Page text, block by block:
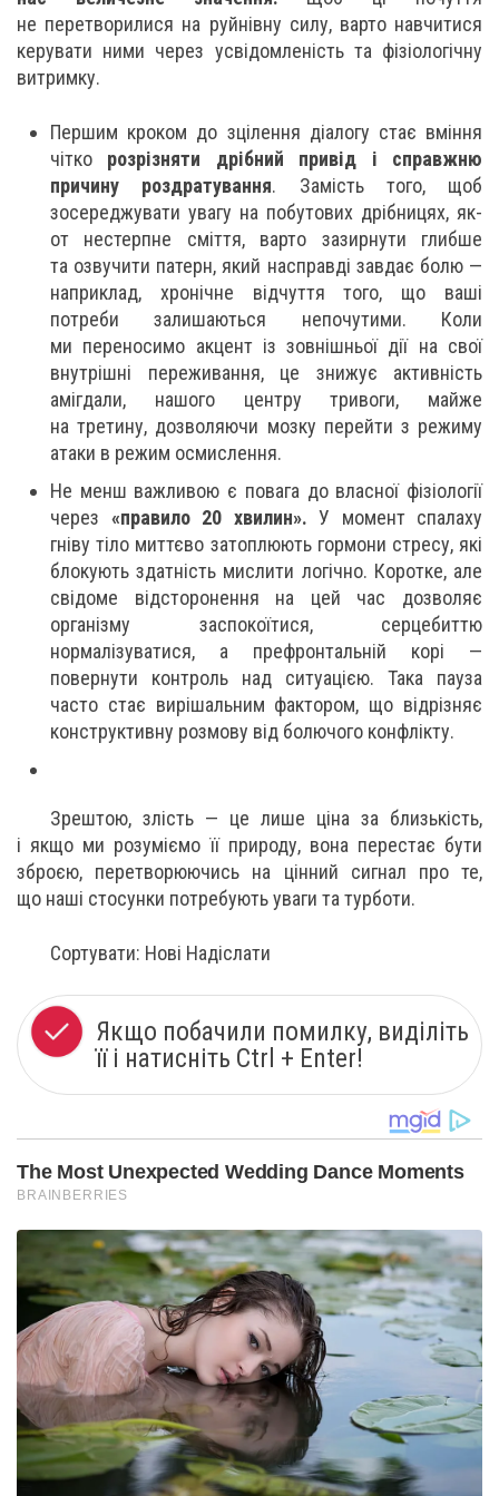
не перетворилися на руйнівну силу, варто навчитися
керувати ними через усвідомленість та фізіологічну
витримку.
Першим кроком до зцілення діалогу стає вміння
чітко розрізняти дрібний привід і справжню
причину роздратування. Замість того, щоб
зосереджувати увагу на побутових дрібницях, як-
от нестерпне сміття, варто зазирнути глибше
та озвучити патерн, який насправді завдає болю —
наприклад, хронічне відчуття того, що ваші
потреби залишаються непочутими. Коли
ми переносимо акцент із зовнішньої дії на свої
внутрішні переживання, це знижує активність
амігдали, нашого центру тривоги, майже
на третину, дозволяючи мозку перейти з режиму
атаки в режим осмислення.
Не менш важливою є повага до власної фізіології
через «правило 20 хвилин». У момент спалаху
гніву тіло миттєво затоплюють гормони стресу, які
блокують здатність мислити логічно. Коротке, але
свідоме відсторонення на цей час дозволяє
організму заспокоїтися, серцебиттю
нормалізуватися, а префронтальній корі —
повернути контроль над ситуацією. Така пауза
часто стає вирішальним фактором, що відрізняє
конструктивну розмову від болючого конфлікту.
Зрештою, злість — це лише ціна за близькість,
і якщо ми розуміємо її природу, вона перестає бути
зброєю, перетворюючись на цінний сигнал про те,
що наші стосунки потребують уваги та турботи.
Сортувати: Нові Надіслати
Якщо побачили помилку, виділіть
її і натисніть Ctrl + Enter!
The Most Unexpected Wedding Dance Moments
BRAINBERRIES